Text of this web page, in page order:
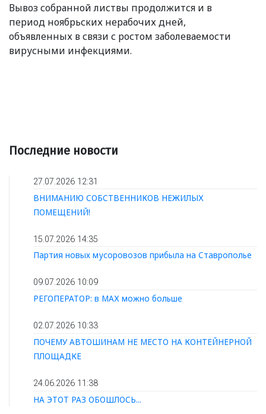
Вывоз собранной листвы продолжится и в
период ноябрьских нерабочих дней,
объявленных в связи с ростом заболеваемости
вирусными инфекциями.
Последние новости
27.07.2026 12:31
ВНИМАНИЮ СОБСТВЕННИКОВ НЕЖИЛЫХ
ПОМЕЩЕНИЙ!
15.07.2026 14:35
Партия новых мусоровозов прибыла на Ставрополье
09.07.2026 10:09
РЕГОПЕРАТОР: в МАХ можно больше
02.07.2026 10:33
ПОЧЕМУ АВТОШИНАМ НЕ МЕСТО НА КОНТЕЙНЕРНОЙ
ПЛОЩАДКЕ
24.06.2026 11:38
НА ЭТОТ РАЗ ОБОШЛОСЬ...